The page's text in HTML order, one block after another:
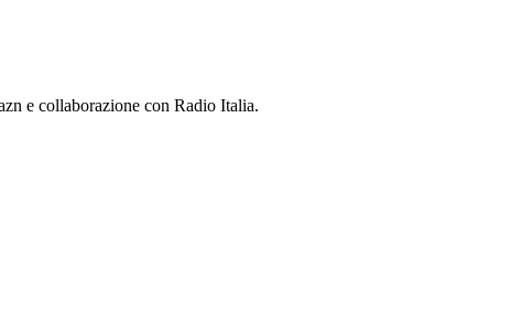
e collaborazione con Radio Italia.